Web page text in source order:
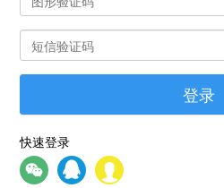
登录
快速登录